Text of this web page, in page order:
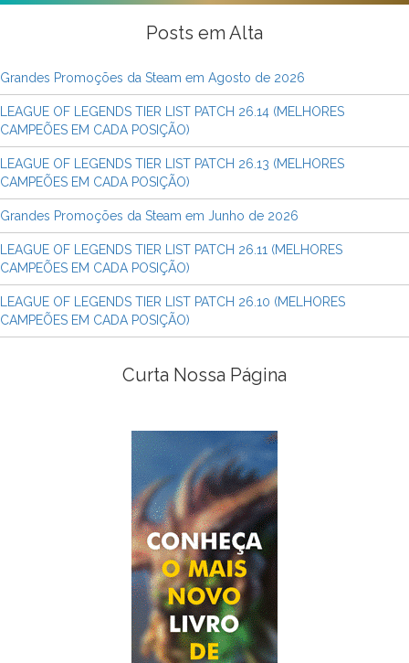
Posts em Alta
Grandes Promoções da Steam em Agosto de 2026
LEAGUE OF LEGENDS TIER LIST PATCH 26.14 (MELHORES
CAMPEÕES EM CADA POSIÇÃO)
LEAGUE OF LEGENDS TIER LIST PATCH 26.13 (MELHORES
CAMPEÕES EM CADA POSIÇÃO)
Grandes Promoções da Steam em Junho de 2026
LEAGUE OF LEGENDS TIER LIST PATCH 26.11 (MELHORES
CAMPEÕES EM CADA POSIÇÃO)
LEAGUE OF LEGENDS TIER LIST PATCH 26.10 (MELHORES
CAMPEÕES EM CADA POSIÇÃO)
Curta Nossa Página